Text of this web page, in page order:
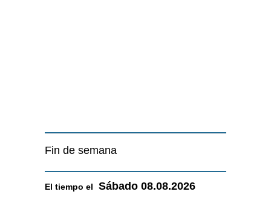
Fin de semana
El tiempo el Sábado 08.08.2026